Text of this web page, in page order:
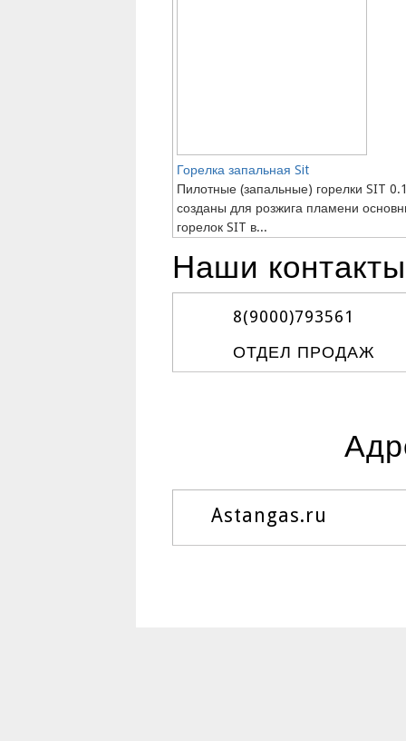
Горелка запальная Sit
Пилотные (запальные) горелки SIT
созданы для розжига пламени
горелок SIT в...
Наши контакты
8(9000)793561
ОТДЕЛ ПРОДАЖ
Astangas.ru